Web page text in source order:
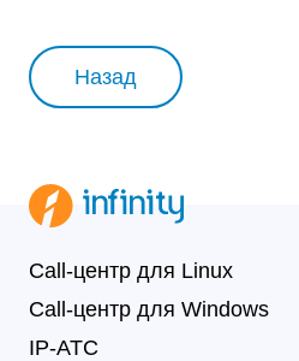
Назад
Call-центр для Linux
Call-центр для Windows
IP-АТС